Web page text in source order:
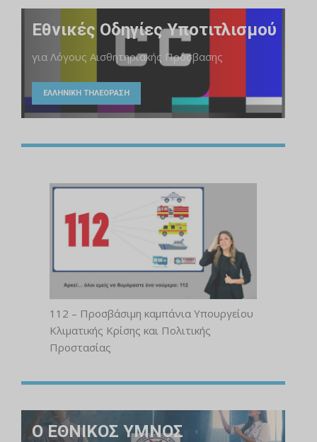
Εθνικές Οδηγίες Υποτιτλισμού
για Λόγους Αισθητηριακής Πρόσβασης
ΕΛΛΗΝΙΚΗ ΤΗΛΕΟΡΑΣΗ
112 – Προσβάσιμη καμπάνια Υπουργείου
Κλιματικής Κρίσης και Πολιτικής
Προστασίας
Ο ΕΘΝΙΚΟΣ ΥΜΝΟΣ